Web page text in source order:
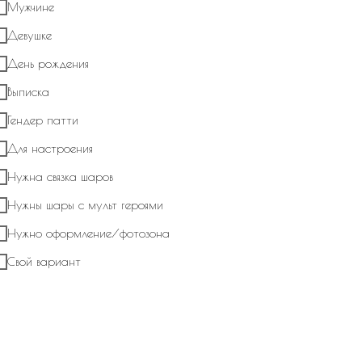
Мужчине
Девушке
День рождения
Выписка
Гендер патти
Для настроения
Нужна связка шаров
Нужны шары с мульт героями
Нужно оформление/фотозона
Свой вариант